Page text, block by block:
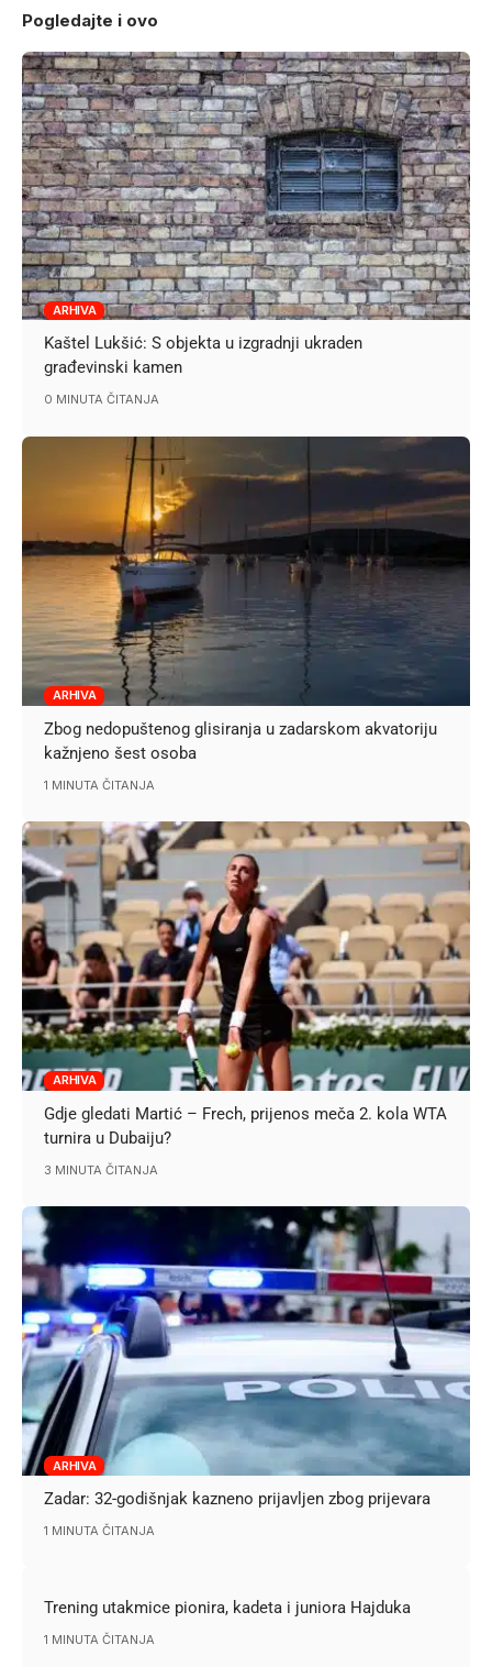
Pogledajte i ovo
ARHIVA
Kaštel Lukšić: S objekta u izgradnji ukraden
građevinski kamen
0 MINUTA ČITANJA
ARHIVA
Zbog nedopuštenog glisiranja u zadarskom akvatoriju
kažnjeno šest osoba
1 MINUTA ČITANJA
ARHIVA
Gdje gledati Martić – Frech, prijenos meča 2. kola WTA
turnira u Dubaiju?
3 MINUTA ČITANJA
ARHIVA
Zadar: 32-godišnjak kazneno prijavljen zbog prijevara
1 MINUTA ČITANJA
Trening utakmice pionira, kadeta i juniora Hajduka
1 MINUTA ČITANJA